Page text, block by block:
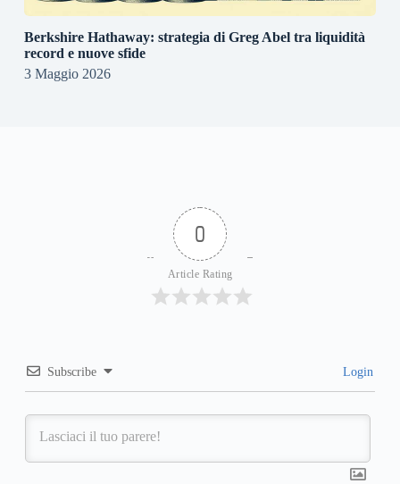
Berkshire Hathaway: strategia di Greg Abel tra liquidità
record e nuove sfide
3 Maggio 2026
0
Article Rating
Subscribe Login